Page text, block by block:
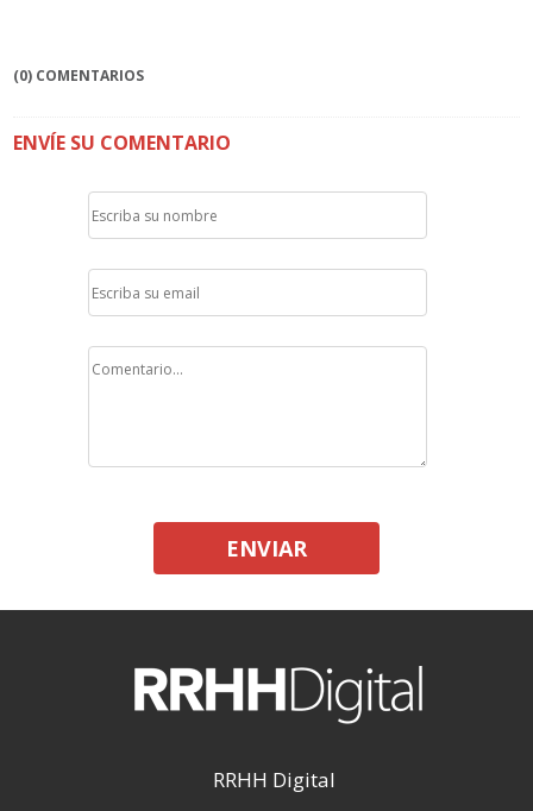
(0) COMENTARIOS
ENVÍE SU COMENTARIO
ENVIAR
RRHH Digital